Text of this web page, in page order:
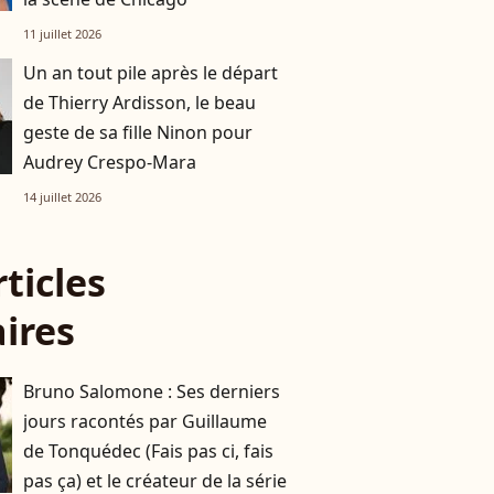
11 juillet 2026
Un an tout pile après le départ
de Thierry Ardisson, le beau
geste de sa fille Ninon pour
Audrey Crespo-Mara
14 juillet 2026
Bruno Salomone : Ses derniers
jours racontés par Guillaume
de Tonquédec (Fais pas ci, fais
pas ça) et le créateur de la série